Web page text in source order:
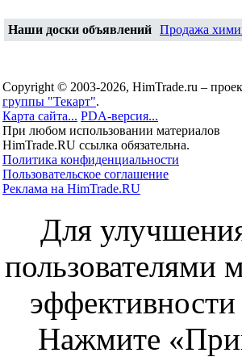
Наши доски объявлений Продажа
Copyright © 2003-2026, HimTrade.ru –
группы "Текарт".
Карта сайта... PDA-версия...
При любом использовании материалов
HimTrade.RU ссылка обязательна.
Политика конфиденциальности
Пользовательское соглашение
Реклама на HimTrade.RU
Для
пользователями
Нажмите